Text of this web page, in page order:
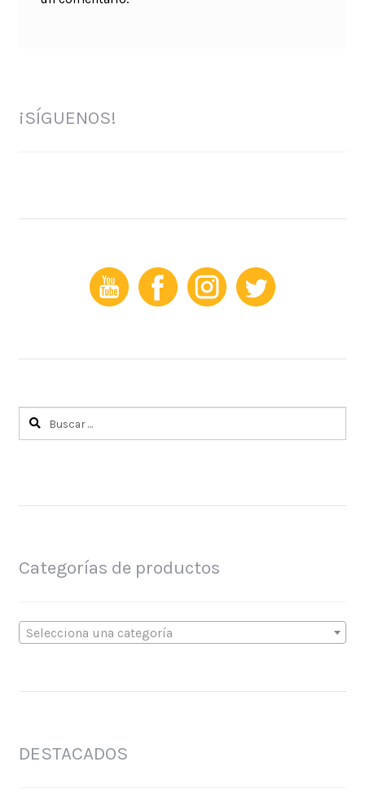
¡SÍGUENOS!
Buscar:
Categorías de productos
Selecciona una categoría
DESTACADOS